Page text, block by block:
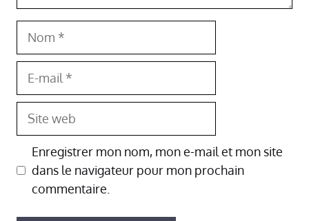
mail
Site
web
Enregistrer mon nom, mon e-mail et mon site
dans le navigateur pour mon prochain
commentaire.